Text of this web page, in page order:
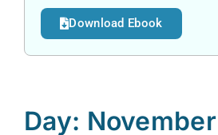
Download Ebook
Day: